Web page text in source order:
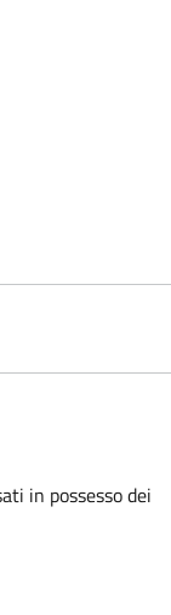
in possesso dei